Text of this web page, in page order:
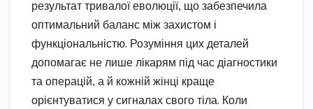
результат тривалої еволюції, що забезпечила
оптимальний баланс між захистом і
функціональністю. Розуміння цих деталей
допомагає не лише лікарям під час діагностики
та операцій, а й кожній жінці краще
орієнтуватися у сигналах свого тіла. Коли